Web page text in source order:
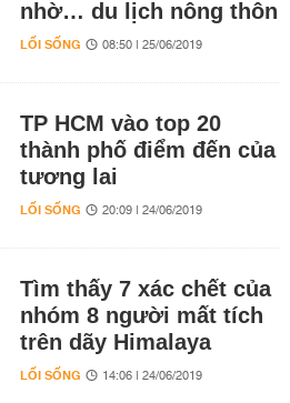
nhờ… du lịch nông thôn
LỐI SỐNG 08:50 | 25/06/2019
TP HCM vào top 20
thành phố điểm đến của
tương lai
LỐI SỐNG 20:09 | 24/06/2019
Tìm thấy 7 xác chết của
nhóm 8 người mất tích
trên dãy Himalaya
LỐI SỐNG 14:06 | 24/06/2019